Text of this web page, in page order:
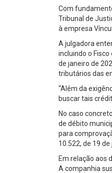
Com
Tribunal de
à empresa
A julgadora
incluindo o
de janeiro de
tributários das
“Além da
buscar tais
No caso
de débito
para
10.522, de 19
Em relação aos
A companhia